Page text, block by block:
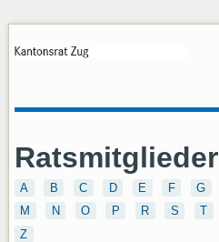
Ratsmitglieder
A B C D E F G
M
N O P R S T
Z